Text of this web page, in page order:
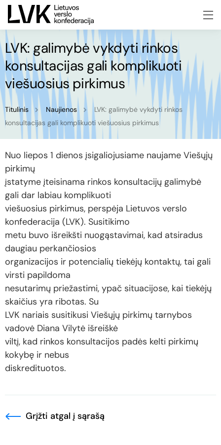
LVK: galimybė vykdyti rinkos
konsultacijas gali komplikuoti
viešuosius pirkimus
Titulinis Naujienos
LVK: galimybė vykdyti rinkos
konsultacijas gali komplikuoti viešuosius pirkimus
Nuo liepos 1 dienos įsigaliojusiame naujame Viešųjų
pirkimų
įstatyme įteisinama rinkos konsultacijų galimybė
gali dar labiau komplikuoti
viešuosius pirkimus, perspėja Lietuvos verslo
konfederacija (LVK). Susitikimo
metu buvo išreikšti nuogąstavimai, kad atsiradus
daugiau perkančiosios
organizacijos ir potencialių tiekėjų kontaktų, tai gali
virsti papildoma
nesutarimų priežastimi, ypač situacijose, kai tiekėjų
skaičius yra ribotas. Su
LVK nariais susitikusi Viešųjų pirkimų tarnybos
vadovė Diana Vilytė išreiškė
viltį, kad rinkos konsultacijos padės kelti pirkimų
kokybę ir nebus
diskredituotos.
Grįžti atgal į sąrašą